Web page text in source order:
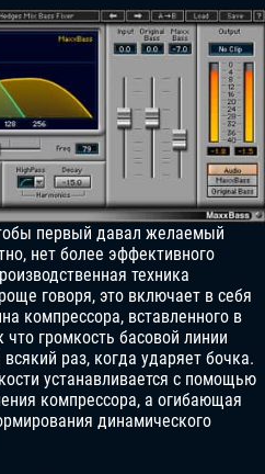
первый давал желаемый
нет более эффективного
техника
говоря, это включает в себя
компрессора, вставленного в
громкость басовой линии
раз, когда ударяет бочка.
устанавливается с помощью
компрессора, а огибающая
динамического